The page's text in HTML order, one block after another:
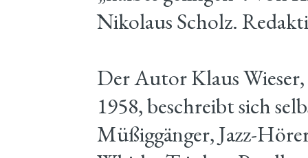
Nikolaus Scholz.
Der Autor Klaus Wieser,
1958, beschreibt sich
Müßiggänger, Jazz-